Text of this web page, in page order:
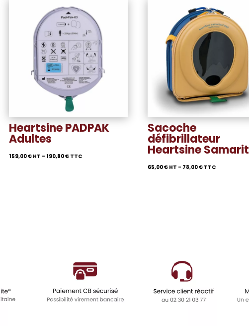
Heartsine PADPAK
Adultes
159,00€ HT - 190,80€ TTC
Sacoche
défibrillateur
Heartsine
65,00€ HT - 78,00€ TTC